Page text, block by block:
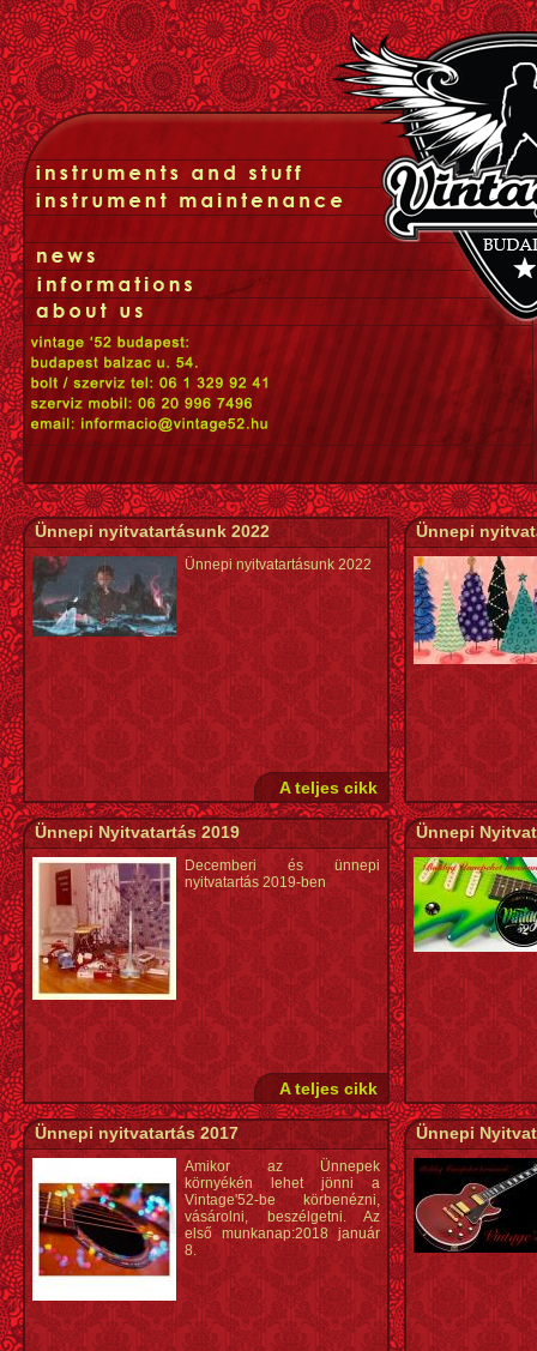
Ünnepi nyitvatartásunk 2022
Ünnepi nyitvatartásunk 2022
A teljes cikk
Ünnepi
Ünnepi Nyitvatartás 2019
Decemberi és ünnepi
nyitvatartás 2019-ben
A teljes cikk
Ünnepi
Ünnepi nyitvatartás 2017
Amikor az Ünnepek
környékén lehet jönni a
Vintage'52-be körbenézni,
vásárolni, beszélgetni. Az
első munkanap:2018 január
8.
Ünnepi